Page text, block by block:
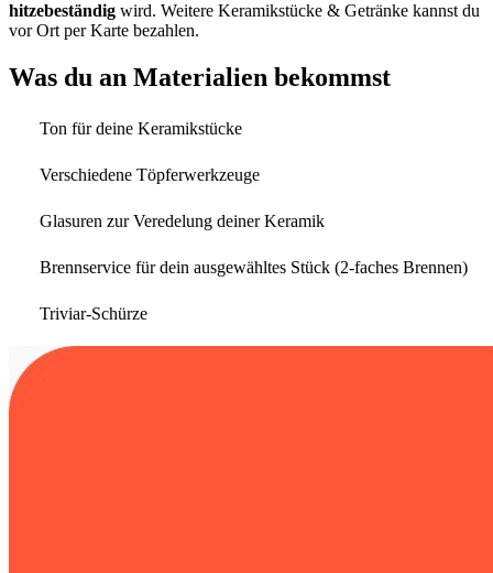
hitzebeständig wird. Weitere Keramikstücke & Getränke kannst du
vor Ort per Karte bezahlen.
Was du an Materialien bekommst
Ton für deine Keramikstücke
Verschiedene Töpferwerkzeuge
Glasuren zur Veredelung deiner Keramik
Brennservice für dein ausgewähltes Stück (2-faches Brennen)
Triviar-Schürze